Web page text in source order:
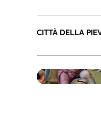
CITTÀ DELLA